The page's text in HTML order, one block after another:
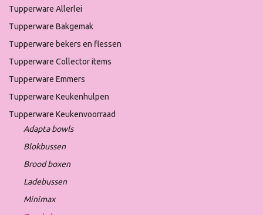
Tupperware Allerlei
Tupperware Bakgemak
Tupperware bekers en flessen
Tupperware Collector items
Tupperware Emmers
Tupperware Keukenhulpen
Tupperware Keukenvoorraad
Adapta bowls
Blokbussen
Brood boxen
Ladebussen
Minimax